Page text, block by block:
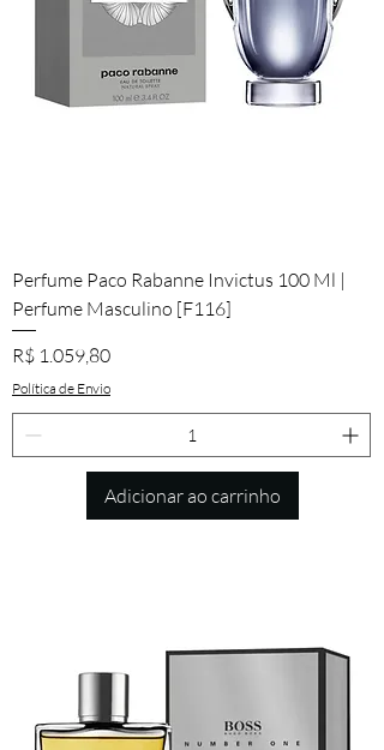
Perfume Paco Rabanne Invictus 100 Ml |
Perfume Masculino [F116]
Preço
R$ 1.059,80
Política de Envio
Adicionar ao carrinho